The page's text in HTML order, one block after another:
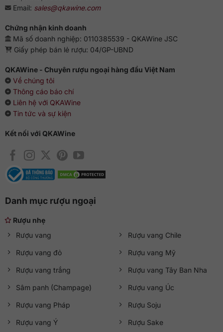
Email: sales@qkawine.com
Chứng nhận kinh doanh
Mã số doanh nghiệp: 0110385539 - QKAWine JSC
Giấy phép bán lẻ rượu: 04/GP-UBND
QKAWine - Chuyên rượu ngoại hàng đầu Việt Nam
Về chúng tôi
Thông cáo báo chí
Liên hệ với QKAWine
Tin tức và sự kiện
Kết nối với QKAWine
Danh mục rượu ngoại
Rượu nhẹ
Rượu vang
Rượu vang đỏ
Rượu vang trắng
Sâm panh (Champage)
Rượu vang Pháp
Rượu vang Ý
Rượu vang Chile
Rượu vang Mỹ
Rượu vang Tây Ban Nha
Rượu vang Úc
Rượu Soju
Rượu Sake